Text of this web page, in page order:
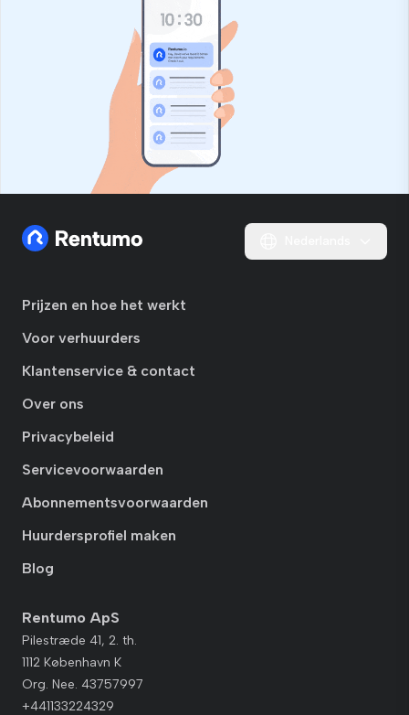
Prijzen en hoe het werkt
Voor verhuurders
Klantenservice & contact
Over ons
Privacybeleid
Servicevoorwaarden
Abonnementsvoorwaarden
Huurdersprofiel maken
Blog
Rentumo ApS
Pilestræde 41, 2. th.
1112 København K
Org. Nee. 43757997
+441133224329